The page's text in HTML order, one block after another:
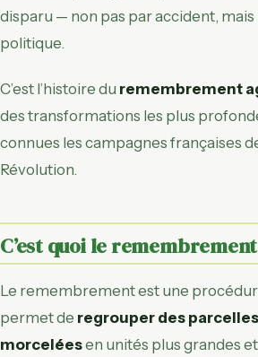
disparu — non pas par accident,
politique.
C’est l’histoire du remembrement
des transformations les plus
connues les campagnes françaises
Révolution.
C’est quoi le
Le remembrement est une
permet de regrouper des
morceléesen unités plus grandes